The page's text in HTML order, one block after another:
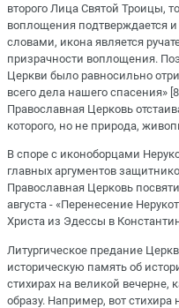
второго Лица Святой Троицы,
воплощения подтверждается
словами, икона является
призрачности воплощения.
Церкви было равносильно
всего дела нашего спасения»
Православная Церковь
которого, но не природа,
В споре с иконоборцами
главных аргументов
Православная Церковь
августа - «Перенесение
Христа из Эдессы в
Литургическое предание
историческую память об
стихирах на великой вечерне,
образу. Например, вот стихира